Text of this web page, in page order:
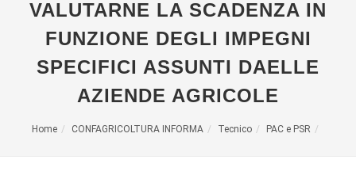
VALUTARNE LA SCADENZA IN
FUNZIONE DEGLI IMPEGNI
SPECIFICI ASSUNTI DAELLE
AZIENDE AGRICOLE
Home CONFAGRICOLTURA INFORMA Tecnico PAC e PSR